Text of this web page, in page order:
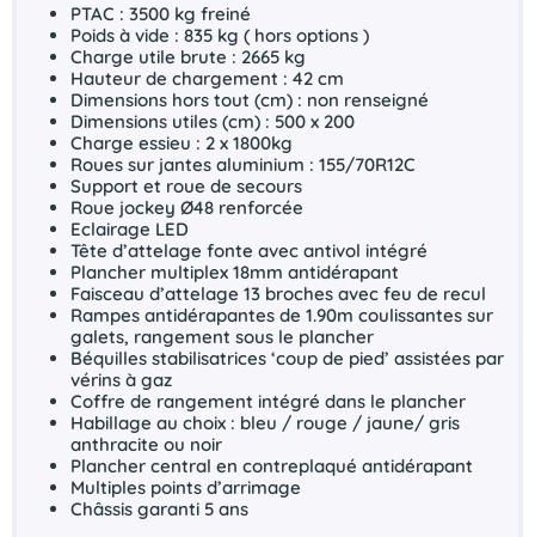
PTAC : 3500 kg freiné
Poids à vide : 835 kg ( hors options )
Charge utile brute : 2665 kg
Hauteur de chargement : 42 cm
Dimensions hors tout (cm) : non renseigné
Dimensions utiles (cm) : 500 x 200
Charge essieu : 2 x 1800kg
Roues sur jantes aluminium : 155/70R12C
Support et roue de secours
Roue jockey Ø48 renforcée
Eclairage LED
Tête d’attelage fonte avec antivol intégré
Plancher multiplex 18mm antidérapant
Faisceau d’attelage 13 broches avec feu de recul
Rampes antidérapantes de 1.90m coulissantes sur
galets, rangement sous le plancher
Béquilles stabilisatrices ‘coup de pied’ assistées par
vérins à gaz
Coffre de rangement intégré dans le plancher
Habillage au choix : bleu / rouge / jaune/ gris
anthracite ou noir
Plancher central en contreplaqué antidérapant
Multiples points d’arrimage
Châssis garanti 5 ans